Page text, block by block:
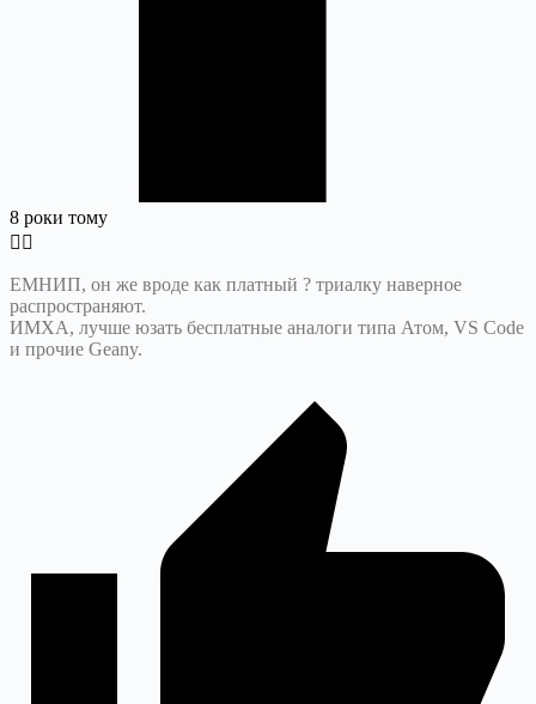
8 роки тому
ЕМНИП, он же вроде как платный ? триалку наверное
распространяют.
ИМХА, лучше юзать бесплатные аналоги типа Атом, VS Code
и прочие Geany.